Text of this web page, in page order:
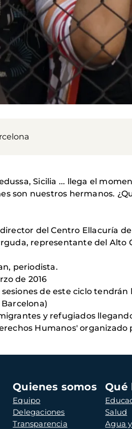
Sicilia ... llega el
son nuestros hermanos.
director del Centro Ellacuría
representante del Alto
periodista.
de 2016
sesiones de este ciclo
Barcelona)
y refugiados
Humanos'
Quienes somos
Equipo
Delegaciones
Transparencia
Qué
Salud
Agua